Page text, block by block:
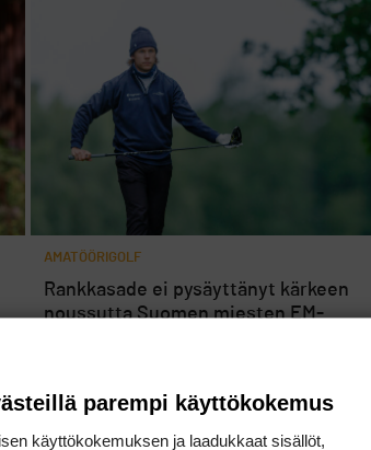
AMATÖÖRIGOLF
Rankkasade ei pysäyttänyt kärkeen
noussutta Suomen miesten EM-
parempi käyttökokemus
käyttökokemuksen ja laadukkaat sisällöt,